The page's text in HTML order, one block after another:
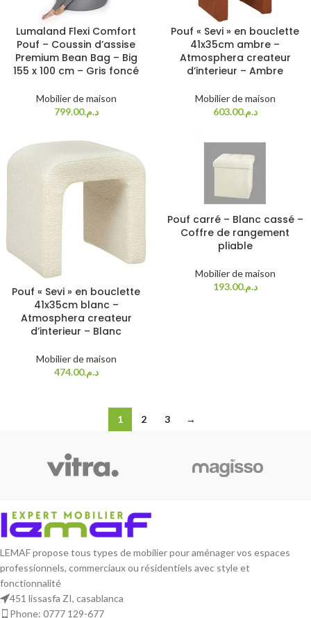
Lumaland Flexi Comfort
Pouf – Coussin d’assise
Premium Bean Bag – Big
155 x 100 cm – Gris foncé
Mobilier de maison
د.م.799.00
Pouf « Sevi » en bouclette
41x35cm ambre –
Atmosphera createur
d’interieur – Ambre
Mobilier de maison
د.م.603.00
Pouf « Sevi » en bouclette
41x35cm blanc –
Atmosphera createur
d’interieur – Blanc
Mobilier de maison
د.م.474.00
Pouf carré – Blanc cassé –
Coffre de rangement
pliable
Mobilier de maison
د.م.193.00
1 2 3 →
LEMAF propose tous types de mobilier pour aménager vos espaces
professionnels, commerciaux ou résidentiels avec style et
fonctionnalité
451 lissasfa ZI, casablanca
Phone: 0777 129-677